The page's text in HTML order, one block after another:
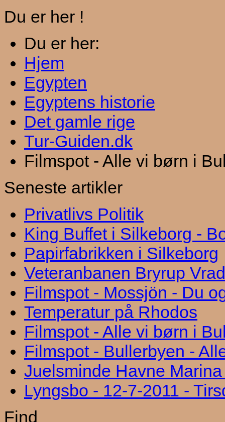
Du er her !
Du er her:
Hjem
Egypten
Egyptens historie
Det gamle rige
Tur-Guiden.dk
Filmspot - Alle vi børn i
Seneste artikler
Privatlivs Politik
King Buffet i Silkeborg -
Papirfabrikken i Silkeborg
Veteranbanen Bryrup
Filmspot - Mossjön - Du
Temperatur på Rhodos
Filmspot - Alle vi børn i
Filmspot - Bullerbyen -
Juelsminde Havne
Lyngsbo - 12-7-2011 -
Find